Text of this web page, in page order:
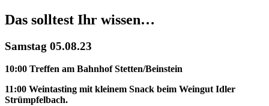
Das solltest Ihr wissen…
Samstag 05.08.23
10:00 Treffen am Bahnhof Stetten/Beinstein
11:00 Weintasting mit kleinem Snack beim Weingut Idler
Strümpfelbach.